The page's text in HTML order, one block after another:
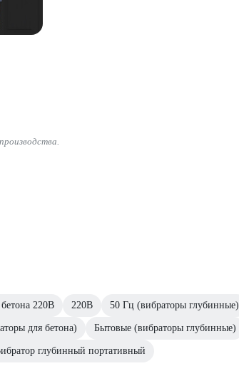
220В 220В 50 Гц (вибраторы глубинные)
для бетона) Бытовые (вибраторы глубинные)
глубинный портативный